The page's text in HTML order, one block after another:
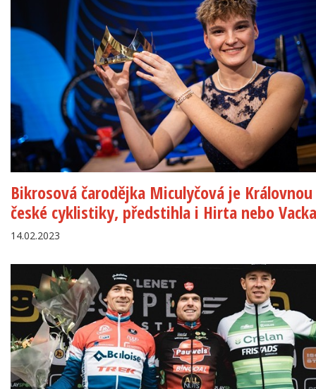
Bikrosová čarodějka Miculyčová je Královnou
české cyklistiky, předstihla i Hirta nebo Vacka
14.02.2023